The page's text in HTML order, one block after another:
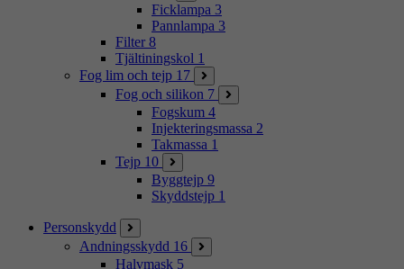
Ficklampa 3
Pannlampa 3
Filter 8
Tjältiningskol 1
Fog lim och tejp 17
Fog och silikon 7
Fogskum 4
Injekteringsmassa 2
Takmassa 1
Tejp 10
Byggtejp 9
Skyddstejp 1
Personskydd
Andningsskydd 16
Halvmask 5